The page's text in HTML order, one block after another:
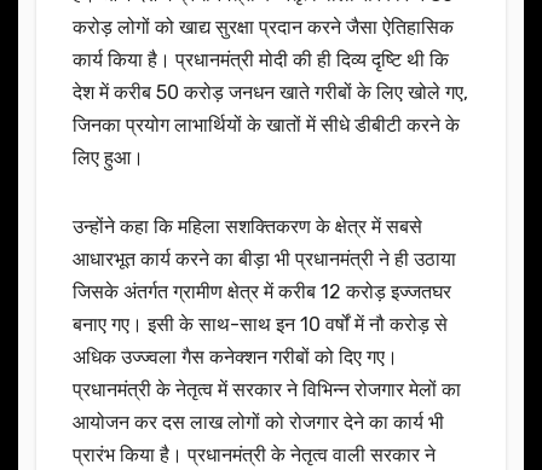
करोड़ लोगों को खाद्य सुरक्षा प्रदान करने जैसा ऐतिहासिक
कार्य किया है। प्रधानमंत्री मोदी की ही दिव्य दृष्टि थी कि
देश में करीब 50 करोड़ जनधन खाते गरीबों के लिए खोले गए,
जिनका प्रयोग लाभार्थियों के खातों में सीधे डीबीटी करने के
लिए हुआ।
उन्होंने कहा कि महिला सशक्तिकरण के क्षेत्र में सबसे
आधारभूत कार्य करने का बीड़ा भी प्रधानमंत्री ने ही उठाया
जिसके अंतर्गत ग्रामीण क्षेत्र में करीब 12 करोड़ इज्जतघर
बनाए गए। इसी के साथ-साथ इन 10 वर्षों में नौ करोड़ से
अधिक उज्ज्वला गैस कनेक्शन गरीबों को दिए गए।
प्रधानमंत्री के नेतृत्व में सरकार ने विभिन्न रोजगार मेलों का
आयोजन कर दस लाख लोगों को रोजगार देने का कार्य भी
प्रारंभ किया है। प्रधानमंत्री के नेतृत्व वाली सरकार ने